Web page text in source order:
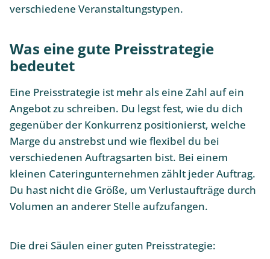
verschiedene Veranstaltungstypen.
Was eine gute Preisstrategie
bedeutet
Eine Preisstrategie ist mehr als eine Zahl auf ein
Angebot zu schreiben. Du legst fest, wie du dich
gegenüber der Konkurrenz positionierst, welche
Marge du anstrebst und wie flexibel du bei
verschiedenen Auftragsarten bist. Bei einem
kleinen Cateringunternehmen zählt jeder Auftrag.
Du hast nicht die Größe, um Verlustaufträge durch
Volumen an anderer Stelle aufzufangen.
Die drei Säulen einer guten Preisstrategie: